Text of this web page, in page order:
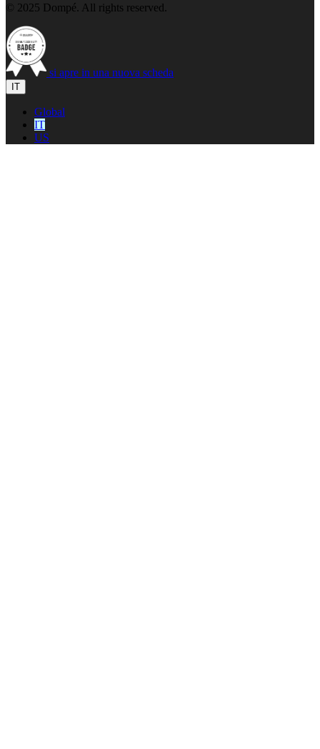
© 2025 Dompé. All rights reserved.
si apre in una nuova scheda
IT
Global
IT
US